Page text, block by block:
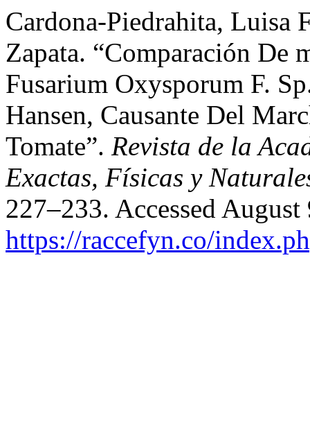
Cardona-Piedrahita, Luisa
Zapata. “Comparación De
Fusarium Oxysporum F.
Hansen, Causante Del
Tomate”. Revista de la
Exactas, Físicas y
227–233. Accessed
https://raccefyn.co/